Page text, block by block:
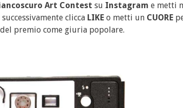
Art Contest su Instagram e metti
clicca LIKE o metti un CUORE
del premio come giuria popolare.